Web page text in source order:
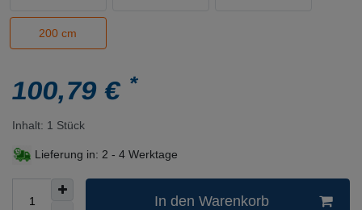
200 cm
100,79 €*
Inhalt: 1 Stück
Lieferung in: 2 - 4 Werktage
In den Warenkorb